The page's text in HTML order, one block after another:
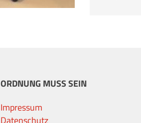
ORDNUNG MUSS SEIN
Impressum
Datenschutz